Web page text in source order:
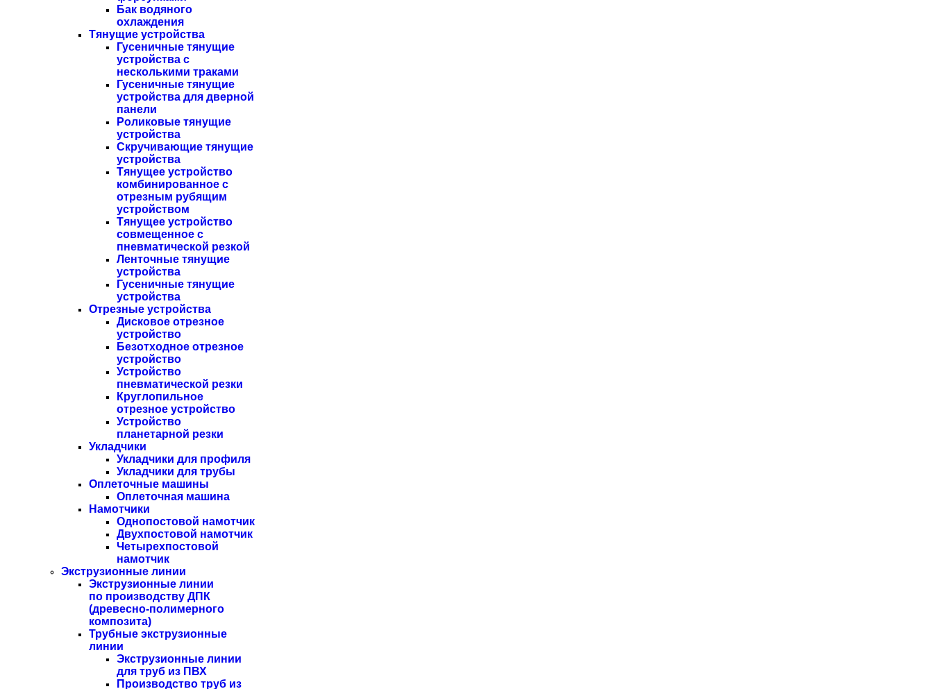
Бак водяного
охлаждения
Тянущие устройства
Гусеничные тянущие
устройства с
несколькими траками
Гусеничные тянущие
устройства для дверной
панели
Роликовые тянущие
устройства
Скручивающие тянущие
устройства
Тянущее устройство
комбинированное с
отрезным рубящим
устройством
Тянущее устройство
совмещенное с
пневматической резкой
Ленточные тянущие
устройства
Гусеничные тянущие
устройства
Отрезные устройства
Дисковое отрезное
устройство
Безотходное отрезное
устройство
Устройство
пневматической резки
Круглопильное
отрезное устройство
Устройство
планетарной резки
Укладчики
Укладчики для профиля
Укладчики для трубы
Оплеточные машины
Оплеточная машина
Намотчики
Однопостовой намотчик
Двухпостовой намотчик
Четырехпостовой
намотчик
Экструзионные линии
Экструзионные линии
по производству ДПК
(древесно-полимерного
композита)
Трубные экструзионные
линии
Экструзионные линии
для труб из ПВХ
Производство труб из